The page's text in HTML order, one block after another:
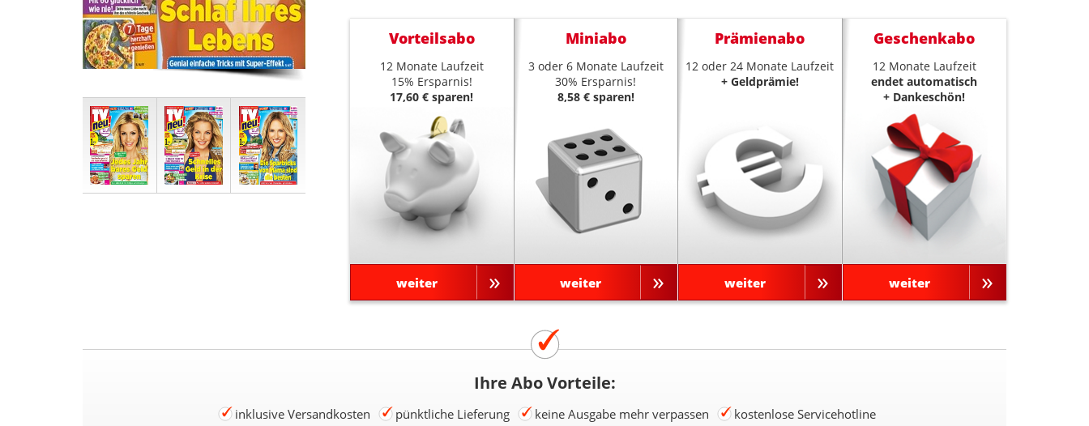
Vorteilsabo
12 Monate Laufzeit
15% Ersparnis!
17,60 € sparen!
weiter
Miniabo
3 oder 6 Monate Laufzeit
30% Ersparnis!
8,58 € sparen!
weiter
Prämienabo
12 oder 24 Monate Laufzeit
+ Geldprämie!
weiter
Geschenkabo
12 Monate Laufzeit
endet automatisch
+ Dankeschön!
weiter
Ihre Abo Vorteile:
inklusive Versandkosten pünktliche Lieferung keine Ausgabe mehr verpassen kostenlose Servicehotline